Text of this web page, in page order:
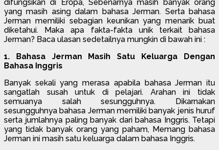
difungsikan di Eropa, Sebenarnya masih banyak orang
yang masih asing dalam bahasa Jerman. Serta bahasa
Jerman memiliki sebagian keunikan yang menarik buat
diketahui. Maka apa fakta-fakta unik terkait bahasa
Jerman? Baca ulasan sedetailnya mungkin di bawah ini :
1. Bahasa Jerman Masih Satu Keluarga Dengan
Bahasa Inggris
Banyak sekali yang merasa apabila bahasa Jerman itu
sangatlah susah untuk di pelajari. Arahan ini tidak
semuanya salah sesungguhnya. Dikarnakan
sesungguhnya bahasa Jerman memiliki banyak jenis huruf
serta jumlahnya paling banyak dari bahasa Inggris. Tetapi
yang tidak banyak orang yang paham, Memang bahasa
Jerman ini masih satu keluarga dalam bahasa Inggris.